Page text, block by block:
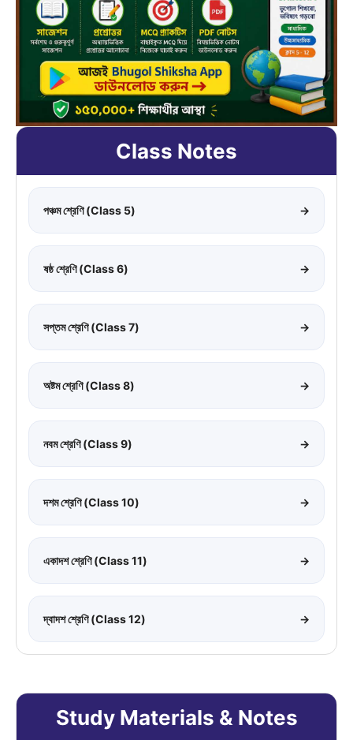
Class Notes
পঞ্চম শ্রেণি (Class 5) →
ষষ্ঠ শ্রেণি (Class 6) →
সপ্তম শ্রেণি (Class 7) →
অষ্টম শ্রেণি (Class 8) →
নবম শ্রেণি (Class 9) →
দশম শ্রেণি (Class 10) →
একাদশ শ্রেণি (Class 11) →
দ্বাদশ শ্রেণি (Class 12) →
Study Materials & Notes